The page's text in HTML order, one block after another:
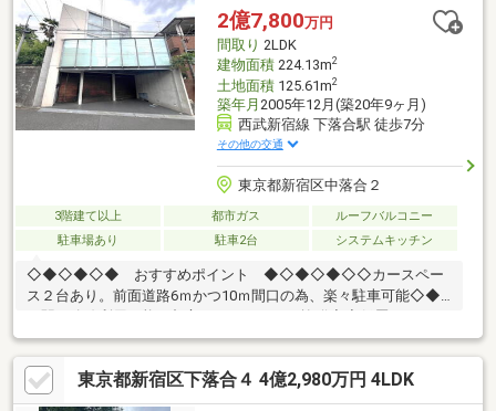
スタイルに寄り添うハイグレードな住まいをぜひ現地でご体感く
ださい。
2億7,800万円
間取り 2LDK
建物面積224.13m2
土地面積125.61m2
築年月 2005年12月(築20年9ヶ月)
西武新宿線 下落合駅 徒歩7分
その他の交通
東京都新宿区中落合２
3階建て以上 都市ガス
ルーフバルコニー
駐車場あり
駐車2台 システムキッチン
◇◆◇◆◇◆ おすすめポイント ◆◇◆◇◆◇◇カースペー
ス２台あり。前面道路6ｍかつ10ｍ間口の為、楽々駐車可能◇◆
ゆったりとしたＲＣ住宅。近隣にスーパーや小学校もあり住環境
抜群
◇◇◆◇◆◇◆◇◆◇◆◇◆◇◆◇◆◇◆◇◆◇◆◇◆◇◆【ラ
イフプラン】本物件においての住宅ローンシミュレーションはも
東京都新宿区下落合４ 4億2,980万円 4LDK